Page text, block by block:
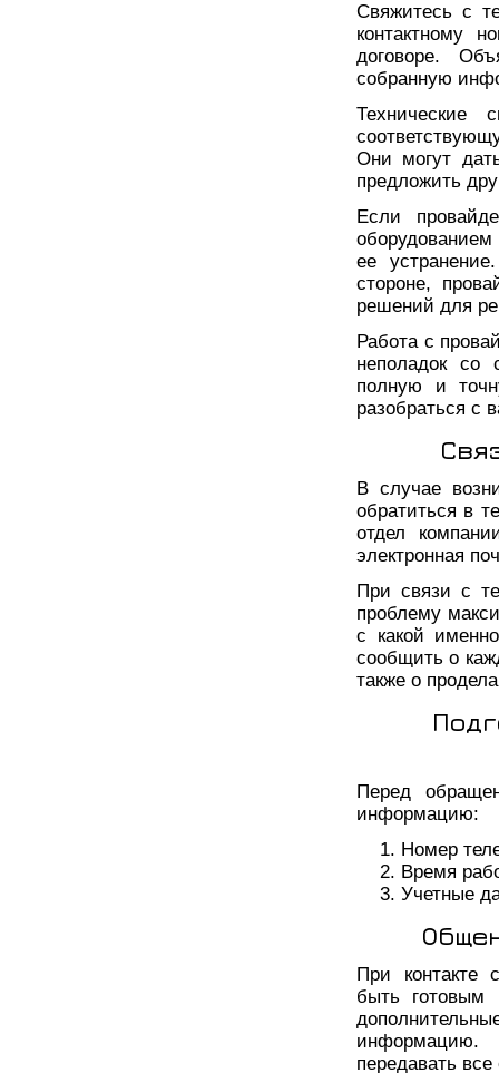
Свяжитесь с
контактному
договоре.
собранную
Технические
Они могут
предложить
Если
ее
стороне,
решений для
Работа с
неполадок со
полную и
разобраться с
В случае
обратиться в
отдел
электронная
При связи с
проблему
с какой
сообщить о
также о
Перед
информацию:
Номер
Время
Учетные
При контакте
быть готовым
информацию.
передавать